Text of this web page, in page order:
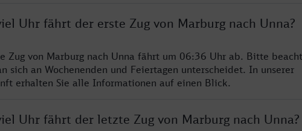
Uhr fährt der erste Zug von Marburg nach Unna?
Zug von Marburg nach Unna fährt um 06:36 Uhr ab. Bitte
sich an Wochenenden und Feiertagen unterscheidet. In unserer
erhalten Sie alle Informationen auf einen Blick.
Uhr fährt der letzte Zug von Marburg nach Unna?